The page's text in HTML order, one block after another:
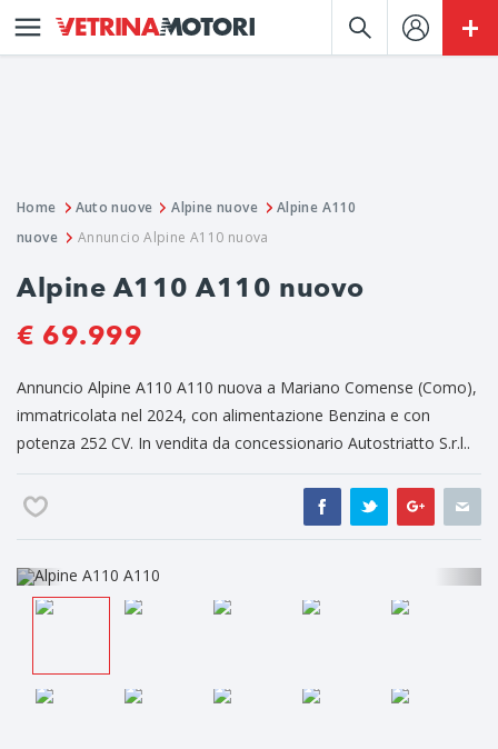
Home Auto nuove Alpine nuove
Alpine A110
nuove
Annuncio Alpine A110 nuova
Alpine A110 A110 nuovo
€ 69.999
Annuncio Alpine A110 A110 nuova a Mariano Comense (Como),
immatricolata nel 2024, con alimentazione Benzina e con
potenza 252 CV. In vendita da concessionario Autostriatto S.r.l..
Previous